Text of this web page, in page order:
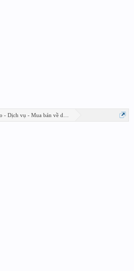
- Dịch vụ - Mua bán về design